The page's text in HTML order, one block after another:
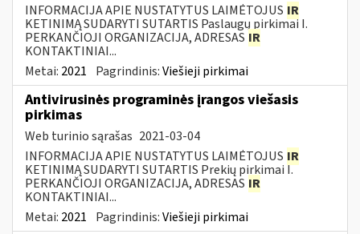
INFORMACIJA APIE NUSTATYTUS LAIMĖTOJUS IR
KETINIMĄ SUDARYTI SUTARTIS Paslaugų pirkimai I.
PERKANČIOJI ORGANIZACIJA, ADRESAS IR
KONTAKTINIAI...
Metai: 2021 Pagrindinis:Viešieji pirkimai
Antivirusinės programinės įrangos viešasis
pirkimas
Web turinio sąrašas 2021-03-04
INFORMACIJA APIE NUSTATYTUS LAIMĖTOJUS IR
KETINIMĄ SUDARYTI SUTARTIS Prekių pirkimai I.
PERKANČIOJI ORGANIZACIJA, ADRESAS IR
KONTAKTINIAI...
Metai: 2021 Pagrindinis:Viešieji pirkimai